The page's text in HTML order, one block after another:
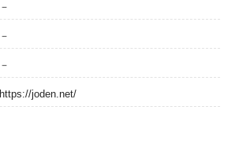
－
－
－
https://joden.net/